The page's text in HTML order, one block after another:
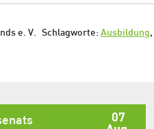
e. V. Schlagworte: Ausbildung,
07